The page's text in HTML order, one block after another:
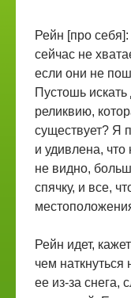
Рейн [про
сейчас не
если они не
Пустошь
реликвию,
существует? Я
и удивлена,
не видно,
спячку, и все,
Рейн идет,
чем наткнуться
ее из-за снега,